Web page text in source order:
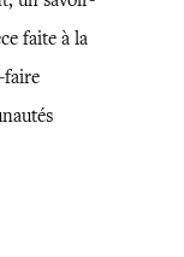
faite à la
faire